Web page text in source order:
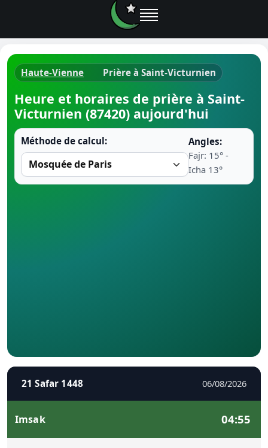
Horaires
Ramadan
Haute-Vienne Prière à Saint-Victurnien
Heure et horaires de prière à Saint-
Victurnien (87420) aujourd'hui
Méthode de calcul:
Angles:
Fajr: 15° -
Icha 13°
21 Safar 1448 06/08/2026
Imsak 04:55